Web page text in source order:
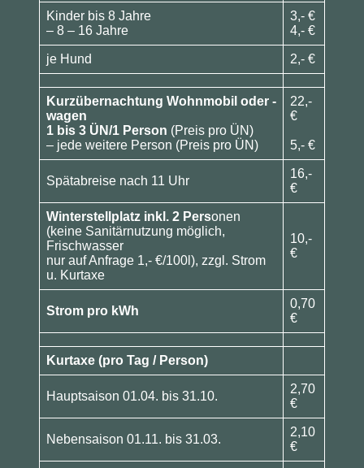
Kinder bis 8 Jahre
– 8 – 16 Jahre
3,- €
4,- €
je Hund 2,- €
Kurzübernachtung Wohnmobil oder -
wagen
1 bis 3 ÜN/1 Person (Preis pro ÜN)
– jede weitere Person (Preis pro ÜN)
22,-
€
5,- €
Spätabreise nach 11 Uhr
16,-
€
Winterstellplatz inkl. 2 Personen
(keine Sanitärnutzung möglich,
Frischwasser
nur auf Anfrage 1,- €/100l), zzgl. Strom
u. Kurtaxe
10,-
€
Strom pro kWh
0,70
€
Kurtaxe (pro Tag / Person)
Hauptsaison 01.04. bis 31.10.
2,70
€
Nebensaison 01.11. bis 31.03.
2,10
€